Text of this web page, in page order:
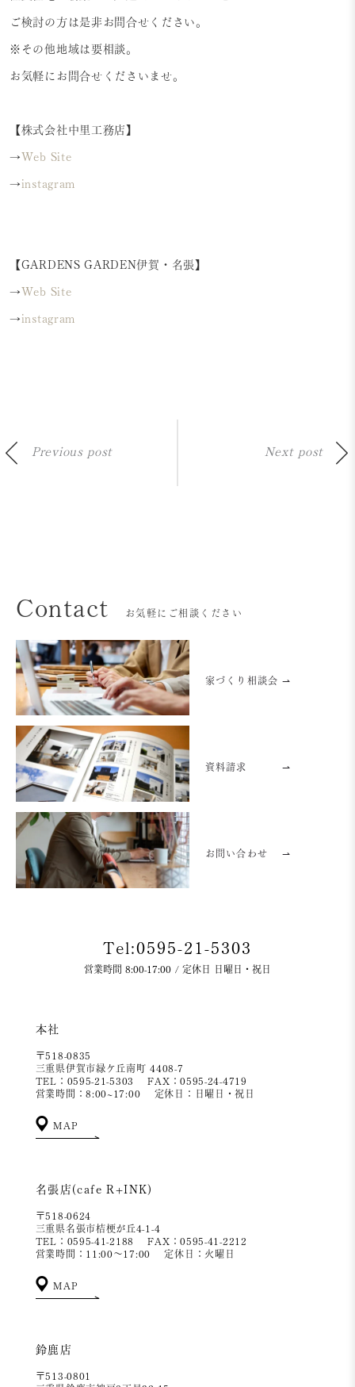
ご検討の方は是非お問合せください。
※その他地域は要相談。
お気軽にお問合せくださいませ。
【株式会社中里工務店】
→Web Site
→ instagram
【GARDENS GARDEN伊賀・名張】
→Web Site
→ instagram
Previous post Next post
Contact お気軽にご相談ください
家づくり相談会 ⇀
資料請求 ⇀
お問い合わせ ⇀
Tel:0595-21-5303
営業時間 8:00-17:00 / 定休日 日曜日・祝日
本社
〒518-0835
三重県伊賀市緑ケ丘南町 4408-7
TEL：0595-21-5303
FAX：0595-24-4719
営業時間：8:00~17:00
定休日：日曜日・祝日
MAP
名張店(cafe R+INK)
〒518-0624
三重県名張市桔梗が丘4-1-4
TEL：0595-41-2188
FAX：0595-41-2212
営業時間：11:00～17:00
定休日：火曜日
MAP
鈴鹿店
〒513-0801